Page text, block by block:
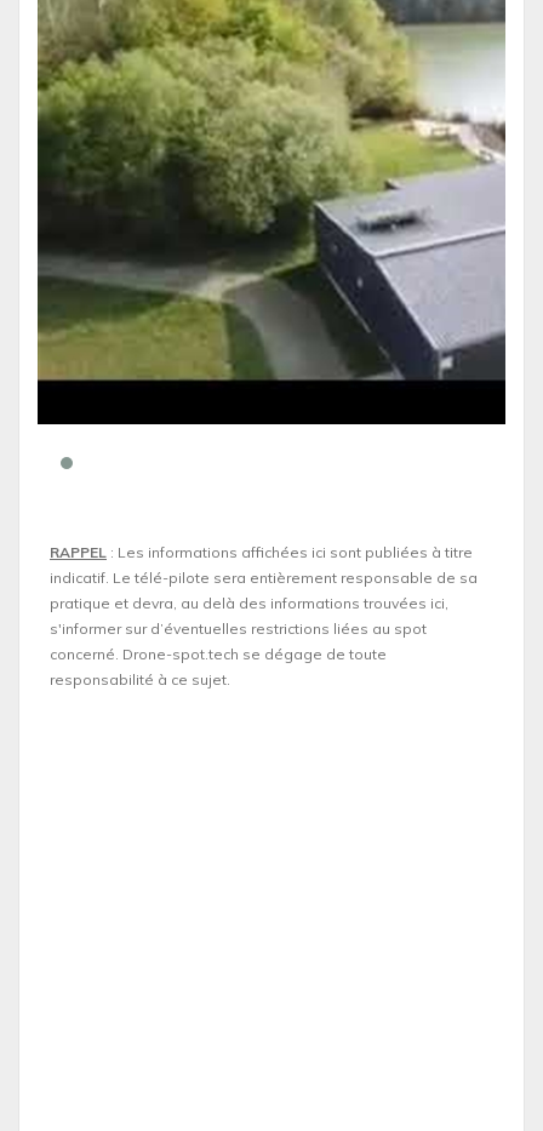
RAPPEL : Les informations affichées ici sont publiées à titre
indicatif. Le télé-pilote sera entièrement responsable de sa
pratique et devra, au delà des informations trouvées ici,
s'informer sur d’éventuelles restrictions liées au spot
concerné. Drone-spot.tech se dégage de toute
responsabilité à ce sujet.